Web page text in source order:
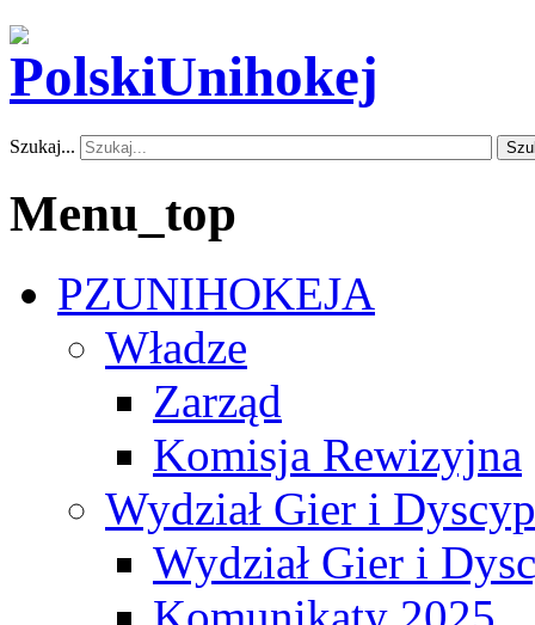
Szukaj...
Menu_top
PZUNIHOKEJA
Władze
Zarząd
Komisja Rewizyjna
Wydział Gier i
Wydział Gier i